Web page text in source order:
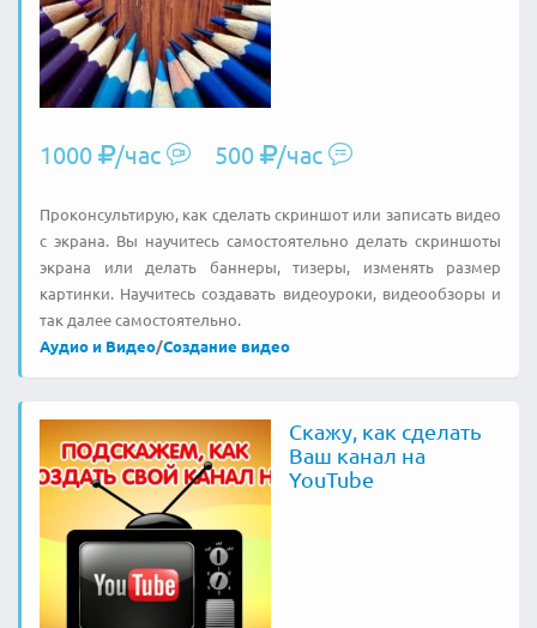
1000 /час 500 /час
Проконсультирую, как сделать скриншот или записать видео
с экрана. Вы научитесь самостоятельно делать скриншоты
экрана или делать баннеры, тизеры, изменять размер
картинки. Научитесь создавать видеоуроки, видеообзоры и
так далее самостоятельно.
Аудио и Видео/Создание видео
Скажу, как сделать
Ваш канал на
YouTube